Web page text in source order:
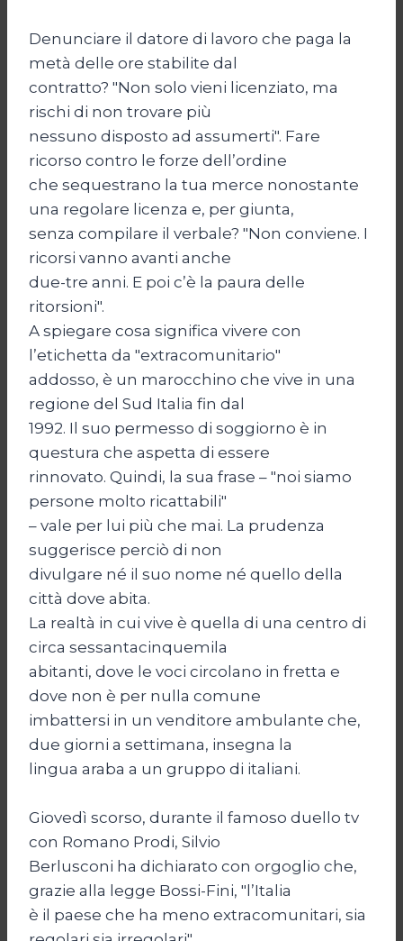
Denunciare il datore di lavoro che paga la
metà delle ore stabilite dal
contratto? "Non solo vieni licenziato, ma
rischi di non trovare più
nessuno disposto ad assumerti". Fare
ricorso contro le forze dell’ordine
che sequestrano la tua merce nonostante
una regolare licenza e, per giunta,
senza compilare il verbale? "Non conviene. I
ricorsi vanno avanti anche
due-tre anni. E poi c’è la paura delle
ritorsioni".
A spiegare cosa significa vivere con
l’etichetta da "extracomunitario"
addosso, è un marocchino che vive in una
regione del Sud Italia fin dal
1992. Il suo permesso di soggiorno è in
questura che aspetta di essere
rinnovato. Quindi, la sua frase – "noi siamo
persone molto ricattabili"
– vale per lui più che mai. La prudenza
suggerisce perciò di non
divulgare né il suo nome né quello della
città dove abita.
La realtà in cui vive è quella di una centro di
circa sessantacinquemila
abitanti, dove le voci circolano in fretta e
dove non è per nulla comune
imbattersi in un venditore ambulante che,
due giorni a settimana, insegna la
lingua araba a un gruppo di italiani.
Giovedì scorso, durante il famoso duello tv
con Romano Prodi, Silvio
Berlusconi ha dichiarato con orgoglio che,
grazie alla legge Bossi-Fini, "l’Italia
è il paese che ha meno extracomunitari, sia